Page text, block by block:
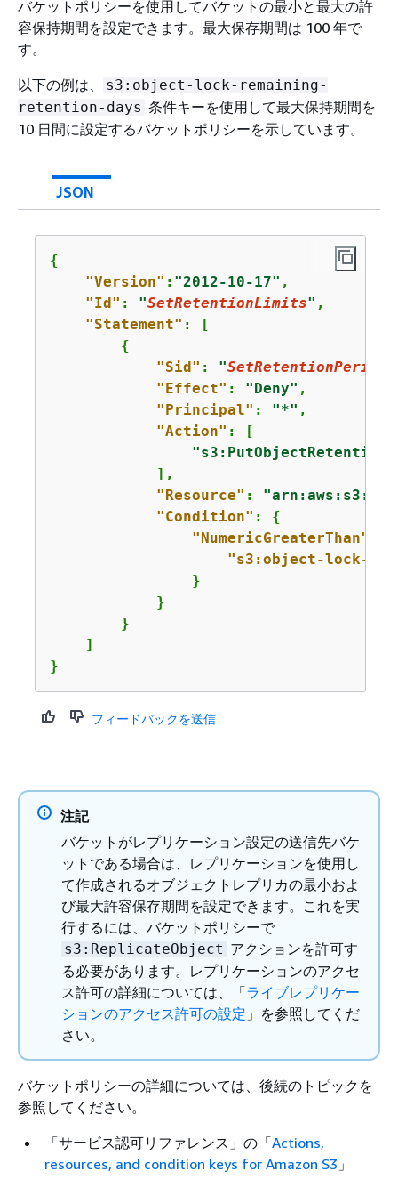
バケットポリシーを使用してバケットの最小と最大の許
容保持期間を設定できます。最大保存期間は 100 年で
す。
以下の例は、
s3:object-lock-remaining-
retention-days 条件キーを使用して最大保持期間を
10 日間に設定するバケットポリシーを示しています。
JSON
{
"Version" : "2012-10-17" ,
"Id" : "SetRetentionLimits" ,
"Statement" : [
{
"Sid" : "SetRetentionPeriod
"Effect" : "Deny" ,
"Principal" : "*" ,
"Action" : [
"s3:PutObjectRetention"
            ],
"Resource" : "arn:aws:s3:::
"Condition" : {
"NumericGreaterThan"
"s3:object-lock-
                }
            }
        }
    ]
}
フィードバックを送信
注記
バケットがレプリケーション設定の送信先バケ
ットである場合は、レプリケーションを使用し
て作成されるオブジェクトレプリカの最小およ
び最大許容保存期間を設定できます。これを実
行するには、バケットポリシーで
s3:ReplicateObject アクションを許可す
る必要があります。レプリケーションのアクセ
ス許可の詳細については、「ライブレプリケー
ションのアクセス許可の設定 」を参照してくだ
さい。
バケットポリシーの詳細については、後続のトピックを
参照してください。
「サービス認可リファレンス」の「Actions,
resources, and condition keys for Amazon S3 」